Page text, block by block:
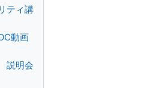
ティ講
動画
説明会